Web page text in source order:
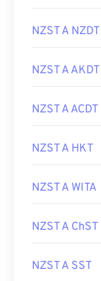
NZST A NZDT
NZST A AKDT
NZST A ACDT
NZST A HKT
NZST A WITA
NZST A ChST
NZST A SST